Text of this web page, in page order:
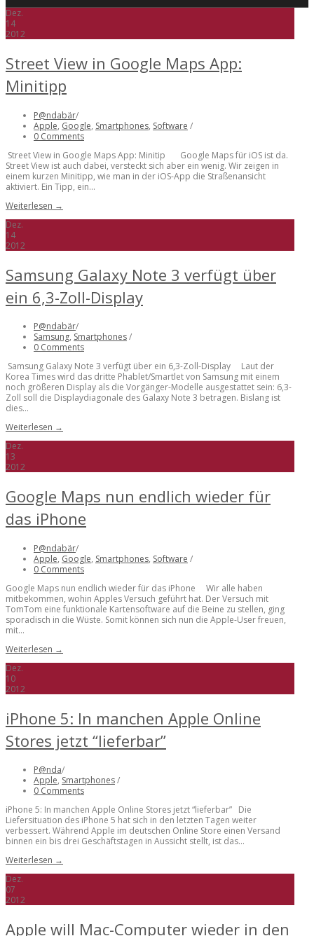
Dez.
14
2012
Street View in Google Maps App:
Minitipp
P@ndabär/
Apple, Google, Smartphones, Software /
0 Comments
Street View in Google Maps App: Minitip Google Maps für iOS ist da.
Street View ist auch dabei, versteckt sich aber ein wenig. Wir zeigen in
einem kurzen Minitipp, wie man in der iOS-App die Straßenansicht
aktiviert. Ein Tipp, ein...
Weiterlesen →
Dez.
14
2012
Samsung Galaxy Note 3 verfügt über
ein 6,3-Zoll-Display
P@ndabär/
Samsung, Smartphones/
0 Comments
Samsung Galaxy Note 3 verfügt über ein 6,3-Zoll-Display Laut der
Korea Times wird das dritte Phablet/Smartlet von Samsung mit einem
noch größeren Display als die Vorgänger-Modelle ausgestattet sein: 6,3-
Zoll soll die Displaydiagonale des Galaxy Note 3 betragen. Bislang ist
dies...
Weiterlesen →
Dez.
13
2012
Google Maps nun endlich wieder für
das iPhone
P@ndabär/
Apple, Google, Smartphones, Software /
0 Comments
Google Maps nun endlich wieder für das iPhone Wir alle haben
mitbekommen, wohin Apples Versuch geführt hat. Der Versuch mit
TomTom eine funktionale Kartensoftware auf die Beine zu stellen, ging
sporadisch in die Wüste. Somit können sich nun die Apple-User freuen,
mit...
Weiterlesen →
Dez.
10
2012
iPhone 5: In manchen Apple Online
Stores jetzt “lieferbar”
P@nda/
Apple, Smartphones/
0 Comments
iPhone 5: In manchen Apple Online Stores jetzt “lieferbar” Die
Liefersituation des iPhone 5 hat sich in den letzten Tagen weiter
verbessert. Während Apple im deutschen Online Store einen Versand
binnen ein bis drei Geschäftstagen in Aussicht stellt, ist das...
Weiterlesen →
Dez.
07
2012
Apple will Mac-Computer wieder in den